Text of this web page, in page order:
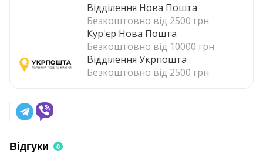
Відділення Нова Пошта
Безкоштовно від 2500 грн
Кур'єр Нова Пошта
Безкоштовно від 10000 грн
Відділення Укрпошта
Безкоштовно від 2500 грн
Відгуки 8